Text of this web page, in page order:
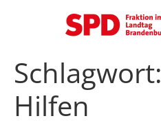
Schlagwort:
Hilfen